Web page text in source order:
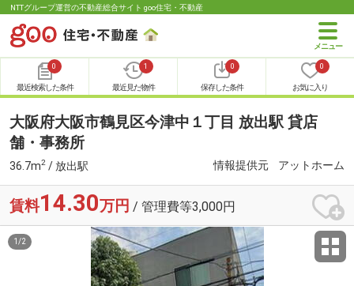
NTTグループ運営の不動産総合サイト goo住宅・不動産
0
最近検索した条件
1
最近見た物件
0
保存した条件
0
お気に入り
大阪府大阪市鶴見区今津中１丁目 放出駅 貸店
舗・事務所
36.7m2 / 放出駅 情報提供元 アットホーム
賃料14.30万円 / 管理費等3,000円
1 /2